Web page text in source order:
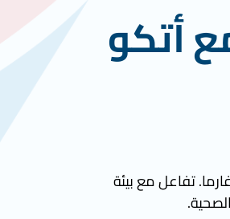
أتكو
تفاعل مع بيئة